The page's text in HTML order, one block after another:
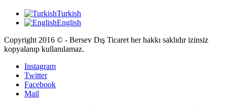
Turkish
English
Copyright 2016 © - Bersev Dış Ticaret her hakkı saklıdır izinsiz
kopyalanıp kullanılamaz.
Instagram
Twitter
Facebook
Mail